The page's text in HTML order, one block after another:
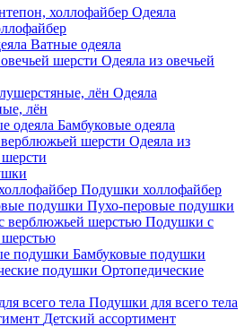
Одеяла
Ватные одеяла
Одеяла из овечьей
Одеяла
лён
Бамбуковые одеяла
Одеяла из
Подушки холлофайбер
Пухо-перовые подушки
Подушки с
Бамбуковые подушки
Ортопедические
Подушки для всего тела
Детский ассортимент